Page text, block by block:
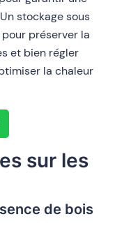
stockage sous
préserver la
et bien régler
la chaleur
sur les
de bois